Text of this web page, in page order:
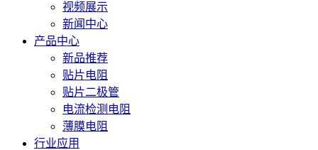
视频展示
新闻中心
产品中心
新品推荐
贴片电阻
贴片二极管
电流检测电阻
薄膜电阻
行业应用